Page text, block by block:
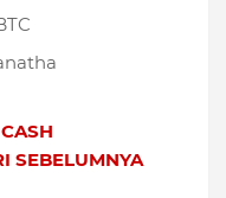
SEBELUMNYA